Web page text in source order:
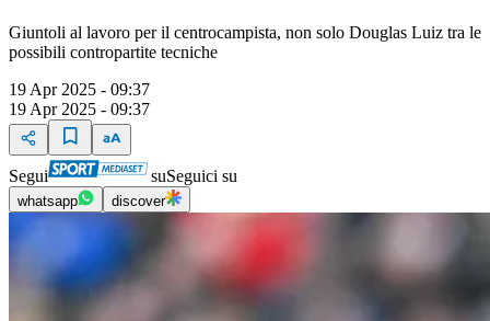
Giuntoli al lavoro per il centrocampista, non solo Douglas Luiz tra le
possibili contropartite tecniche
19 Apr 2025 - 09:37
19 Apr 2025 - 09:37
Segui suSeguici su
whatsapp discover